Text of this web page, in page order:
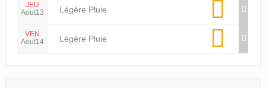
JEU
Aout13
Légère Pluie
VEN
Aout14
Légère Pluie